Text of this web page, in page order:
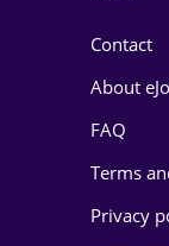
Contact
About
FAQ
Terms
Privacy